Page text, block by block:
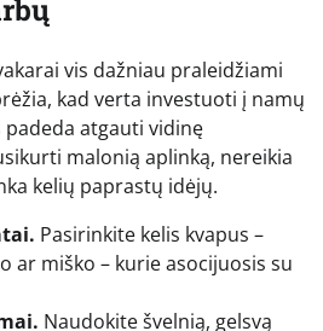
vis dažniau praleidžiami
kad verta investuoti į namų
atgauti vidinę
malonią aplinką, nereikia
kelių paprastų idėjų.
Pasirinkite kelis kvapus –
ar miško – kurie asocijuosis su
Naudokite švelnią, gelsvą